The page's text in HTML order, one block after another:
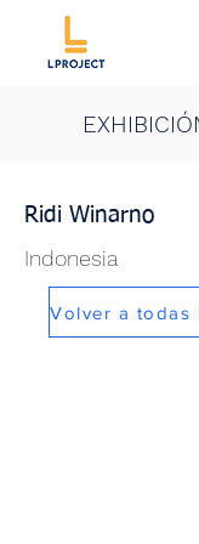
Ridi Winarno
Indonesia